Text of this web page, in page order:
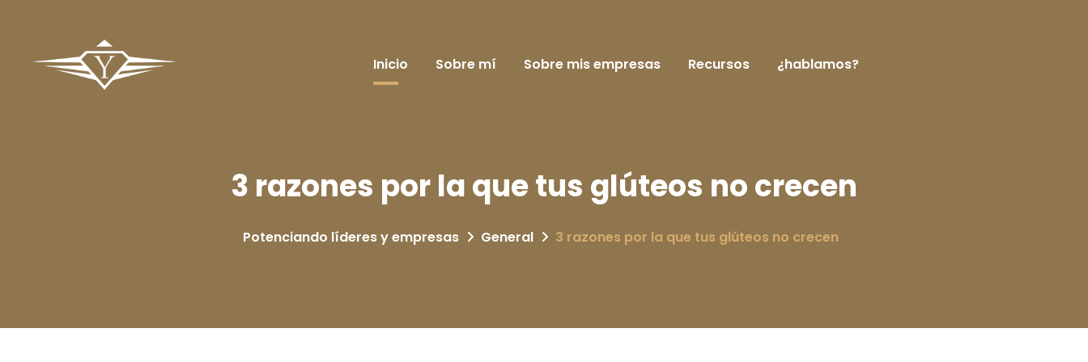
Inicio Sobre mí Sobre mis empresas Recursos ¿hablamos?
3 razones por la que tus glúteos no crecen
Potenciando líderes y empresas General 3 razones por la que tus glúteos no crecen